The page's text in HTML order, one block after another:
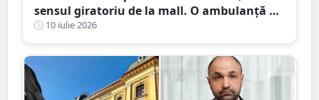
sensul giratoriu de la mall. O ambulanță a
fost chemată la fața locului
10 iulie 2026